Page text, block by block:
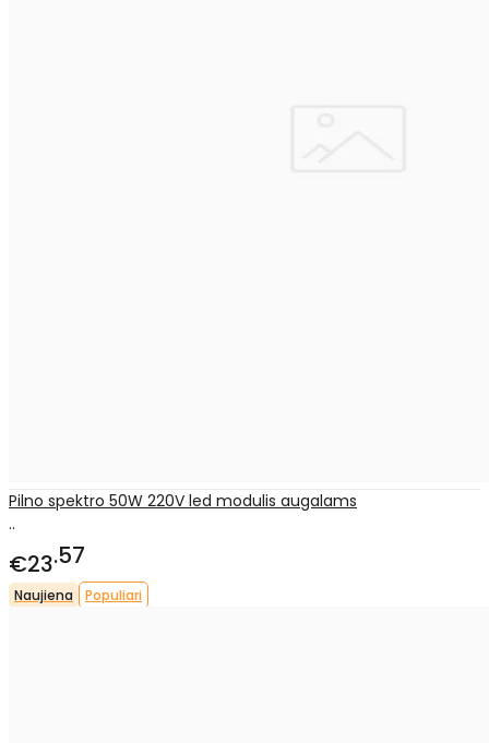
Pilno spektro 50W 220V led modulis augalams
..
€23 57
Naujiena Populiari